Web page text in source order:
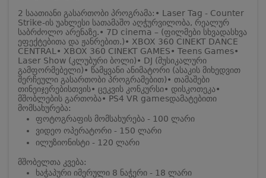
2 საათიანი გასართობი პროგრამა: • Laser Tag - Counter
Strike-ის უახლესი სათამაშო აღჭურვილობა, რეალურ
საბრძოლო არენაზე.• 7D cinema – (ფილმები სხვადასხვა
ეფექტებითა და ჟანრებით.)• XBOX 360 CINEKT DANCE
CENTRAL • XBOX 360 CINEKT GAMES• Teens Games•
Laser Show (კლუბური ბოლი)• DJ (მუსიკალური
გამფორმებელი)• წამყვანი ანიმატორი (ასაკის მიხედვით
შერჩეული გასართობი პროგრამებით)• თამაშები
თინეიჯერებისთვის• ცეკვის კონკურსი• დისკოთეკა•
მშობლების გართობა• PS4 VR gamesდამატებითი
მომსახურება:
ფოტოგრაფის მომსახურება - 100 ლარი
ვიდეო ოპერატორი - 150 ლარი
ილუზიონისტი - 120 ლარი
მშობელთა კვება:
ხაჭაპური იმერული 8 ნაჭერი - 18 ლარი